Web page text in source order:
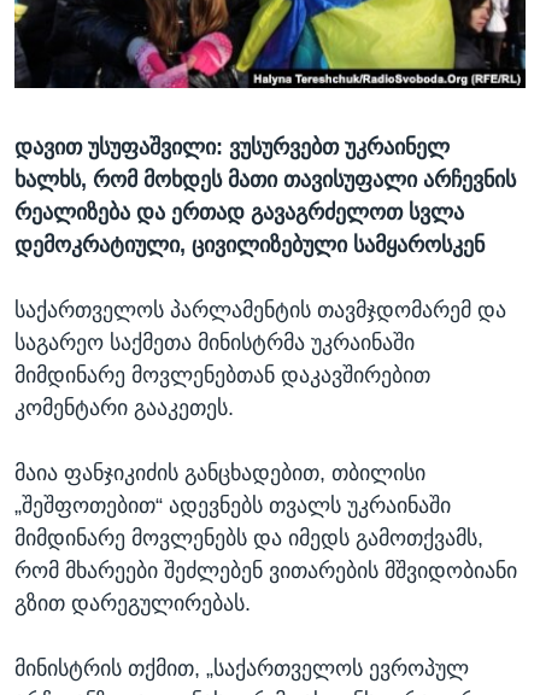
ᲡᲢᲣᲓᲘᲐ ᲕᲐᲨᲘᲜᲒᲢᲝᲜᲘ
ᲔᲙᲝᲜᲝᲛᲘᲙᲐ
ᲯᲐᲜᲛᲠᲗᲔᲚᲝᲑᲐ
ᲘᲜᲢᲔᲠᲕᲘᲣ
ᲙᲣᲚᲢᲣᲠᲐ
ᲒᲐᲚᲘᲚᲔᲝ
Learning English
ენები
დავით უსუფაშვილი: ვუსურვებთ უკრაინელ
ხალხს, რომ მოხდეს მათი თავისუფალი არჩევნის
რეალიზება და ერთად გავაგრძელოთ სვლა
დემოკრატიული, ცივილიზებული სამყაროსკენ
საქართველოს პარლამენტის თავმჯდომარემ და
საგარეო საქმეთა მინისტრმა უკრაინაში
მიმდინარე მოვლენებთან დაკავშირებით
კომენტარი გააკეთეს.
მაია ფანჯიკიძის განცხადებით, თბილისი
„შეშფოთებით“ ადევნებს თვალს უკრაინაში
მიმდინარე მოვლენებს და იმედს გამოთქვამს,
რომ მხარეები შეძლებენ ვითარების მშვიდობიანი
გზით დარეგულირებას.
მინისტრის თქმით, „საქართველოს ევროპულ